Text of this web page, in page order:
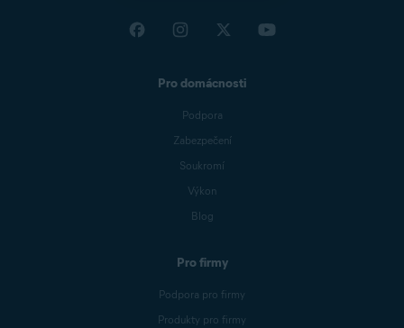
Pro domácnosti
Podpora
Zabezpečení
Soukromí
Výkon
Blog
Pro firmy
Podpora pro firmy
Produkty pro firmy